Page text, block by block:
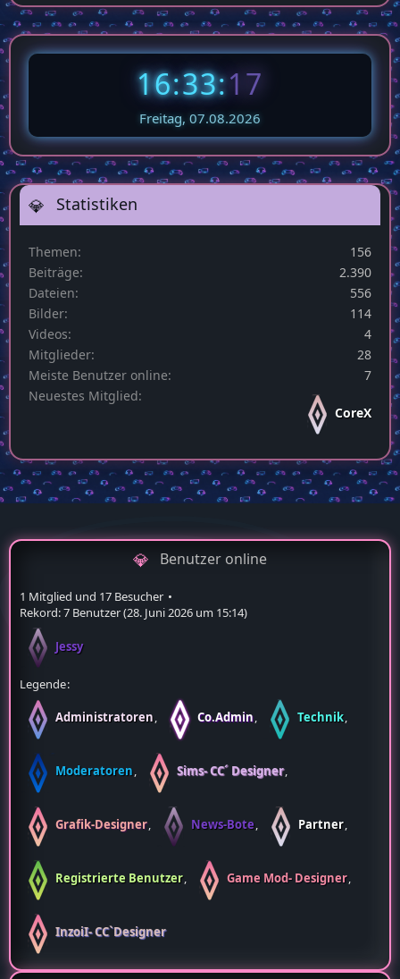
16:33:17
Freitag, 07.08.2026
Statistiken
Themen
156
Beiträge
2.390
Dateien
556
Bilder
114
Videos
4
Mitglieder
28
Meiste Benutzer online
7
Neuestes Mitglied
CoreX
Benutzer online
1 Mitglied und 17 Besucher
Rekord: 7 Benutzer (28. Juni 2026 um 15:14)
Jessy
Legende
Administratoren Co.Admin Technik
Moderatoren Sims- CC´ Designer
Grafik-Designer News-Bote Partner
Registrierte Benutzer Game Mod- Designer
InzoiI- CC`Designer